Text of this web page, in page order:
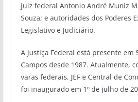
juiz federal Antonio André Muniz
Souza; e autoridades dos Poderes
Legislativo e Judiciário.
A Justiça Federal está presente em
Campos desde 1987. Atualmente,
varas federais, JEF e Central de
foi inaugurado em 1º de julho de